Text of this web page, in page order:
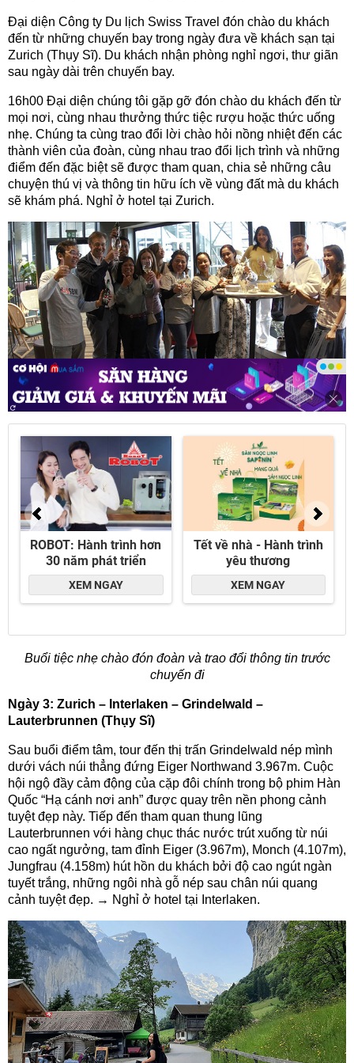
Đại diện Công ty Du lịch Swiss Travel đón chào du khách
đến từ những chuyến bay trong ngày đưa về khách sạn tại
Zurich (Thụy Sĩ). Du khách nhận phòng nghỉ ngơi, thư giãn
sau ngày dài trên chuyến bay.
16h00 Đại diện chúng tôi gặp gỡ đón chào du khách đến từ
mọi nơi, cùng nhau thưởng thức tiệc rượu hoặc thức uống
nhẹ. Chúng ta cùng trao đổi lời chào hỏi nồng nhiệt đến các
thành viên của đoàn, cùng nhau trao đổi lịch trình và những
điểm đến đặc biệt sẽ được tham quan, chia sẻ những câu
chuyện thú vị và thông tin hữu ích về vùng đất mà du khách
sẽ khám phá. Nghỉ ở hotel tại Zurich.
Buổi tiệc nhẹ chào đón đoàn và trao đổi thông tin trước
chuyến đi
Ngày 3: Zurich – Interlaken – Grindelwald –
Lauterbrunnen (Thụy Sĩ)
Sau buổi điểm tâm, tour đến thị trấn Grindelwald nép mình
dưới vách núi thẳng đứng Eiger Northwand 3.967m. Cuộc
hội ngộ đầy cảm động của cặp đôi chính trong bộ phim Hàn
Quốc “Hạ cánh nơi anh” được quay trên nền phong cảnh
tuyệt đẹp này. Tiếp đến tham quan thung lũng
Lauterbrunnen với hàng chục thác nước trút xuống từ núi
cao ngất ngưởng, tam đỉnh Eiger (3.967m), Monch (4.107m),
Jungfrau (4.158m) hút hồn du khách bởi độ cao ngút ngàn
tuyết trắng, những ngôi nhà gỗ nép sau chân núi quang
cảnh tuyệt đẹp. → Nghỉ ở hotel tại Interlaken.